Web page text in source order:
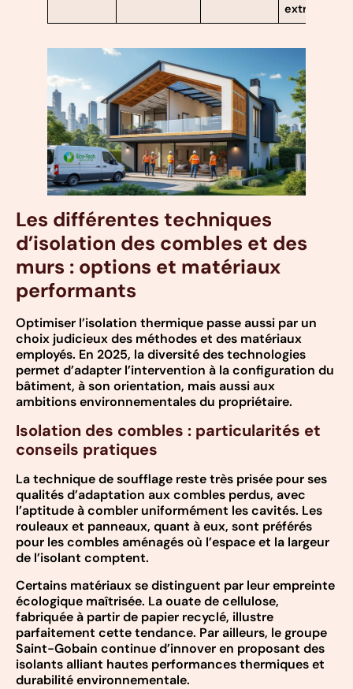
extrudé
Les différentes techniques
d’isolation des combles et des
murs : options et matériaux
performants
Optimiser l’isolation thermique passe aussi par un
choix judicieux des méthodes et des matériaux
employés. En 2025, la diversité des technologies
permet d’adapter l’intervention à la configuration du
bâtiment, à son orientation, mais aussi aux
ambitions environnementales du propriétaire.
Isolation des combles : particularités et
conseils pratiques
La technique de soufflage reste très prisée pour ses
qualités d’adaptation aux combles perdus, avec
l’aptitude à combler uniformément les cavités. Les
rouleaux et panneaux, quant à eux, sont préférés
pour les combles aménagés où l’espace et la largeur
de l’isolant comptent.
Certains matériaux se distinguent par leur empreinte
écologique maîtrisée. La ouate de cellulose,
fabriquée à partir de papier recyclé, illustre
parfaitement cette tendance. Par ailleurs, le groupe
Saint-Gobain continue d’innover en proposant des
isolants alliant hautes performances thermiques et
durabilité environnementale.